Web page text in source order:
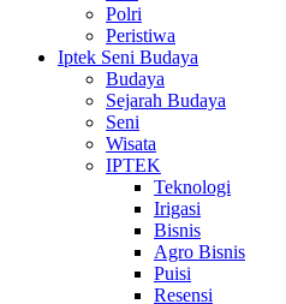
Polri
Peristiwa
Iptek Seni Budaya
Budaya
Sejarah Budaya
Seni
Wisata
IPTEK
Teknologi
Irigasi
Bisnis
Agro Bisnis
Puisi
Resensi